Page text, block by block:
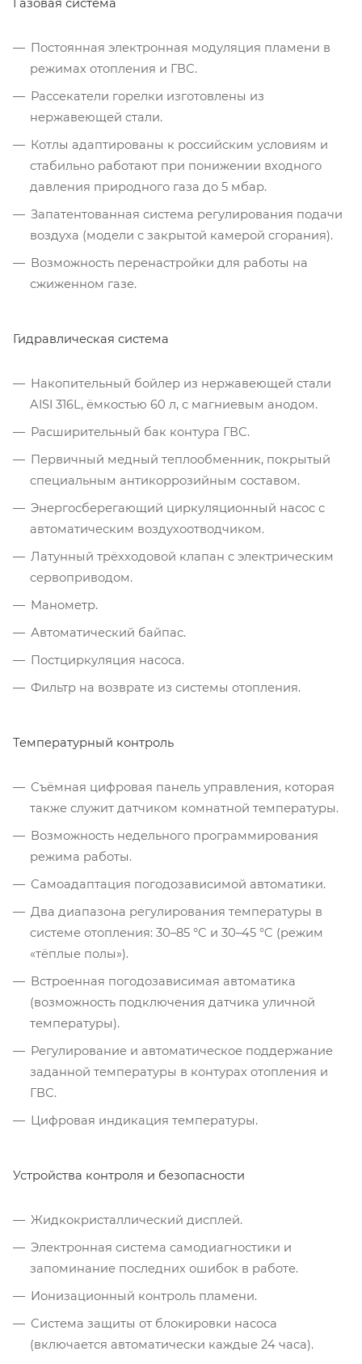
Газовая система
Постоянная электронная модуляция пламени в
режимах отопления и ГВС.
Рассекатели горелки изготовлены из
нержавеющей стали.
Котлы адаптированы к российским условиям и
стабильно работают при понижении входного
давления природного газа до 5 мбар.
Запатентованная система регулирования подачи
воздуха (модели с закрытой камерой сгорания).
Возможность перенастройки для работы на
сжиженном газе.
Гидравлическая система
Накопительный бойлер из нержавеющей стали
AISI 316L, ёмкостью 60 л, с магниевым анодом.
Расширительный бак контура ГВС.
Первичный медный теплообменник, покрытый
специальным антикоррозийным составом.
Энергосберегающий циркуляционный насос с
автоматическим воздухоотводчиком.
Латунный трёхходовой клапан с электрическим
сервоприводом.
Манометр.
Автоматический байпас.
Постциркуляция насоса.
Фильтр на возврате из системы отопления.
Температурный контроль
Съёмная цифровая панель управления, которая
также служит датчиком комнатной температуры.
Возможность недельного программирования
режима работы.
Самоадаптация погодозависимой автоматики.
Два диапазона регулирования температуры в
системе отопления: 30–85 °C и 30–45 °C (режим
«тёплые полы»).
Встроенная погодозависимая автоматика
(возможность подключения датчика уличной
температуры).
Регулирование и автоматическое поддержание
заданной температуры в контурах отопления и
ГВС.
Цифровая индикация температуры.
Устройства контроля и безопасности
Жидкокристаллический дисплей.
Электронная система самодиагностики и
запоминание последних ошибок в работе.
Ионизационный контроль пламени.
Система защиты от блокировки насоса
(включается автоматически каждые 24 часа).